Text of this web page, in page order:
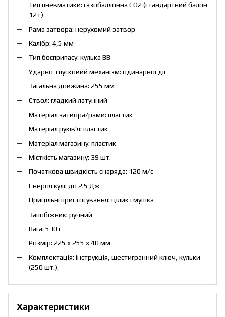
Тип пневматики: газобаллонна CO2 (стандартний балон
12 г)
Рама затвора: нерухомий затвор
Калібр: 4,5 мм
Тип боєприпасу: кулька BB
Ударно-спусковий механізм: одинарної дії
Загальна довжина: 255 мм
Ствол: гладкий латунний
Матеріал затвора/рами: пластик
Матеріал руків'я: пластик
Матеріал магазину: пластик
Місткість магазину: 39 шт.
Початкова швидкість снаряда: 120 м/с
Енергія кулі: до 2.5 Дж
Прицільні пристосування: цілик і мушка
Запобіжник: ручний
Вага: 530 г
Розмір: 225 х 255 х 40 мм
Комплектація: інструкція, шестигранний ключ, кульки
(250 шт.).
Характеристики